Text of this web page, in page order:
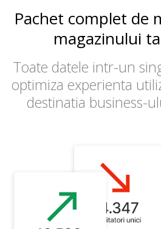
Pachet complet de
magazinului
Toate datele intr-un
optimiza experienta
destinatia business-